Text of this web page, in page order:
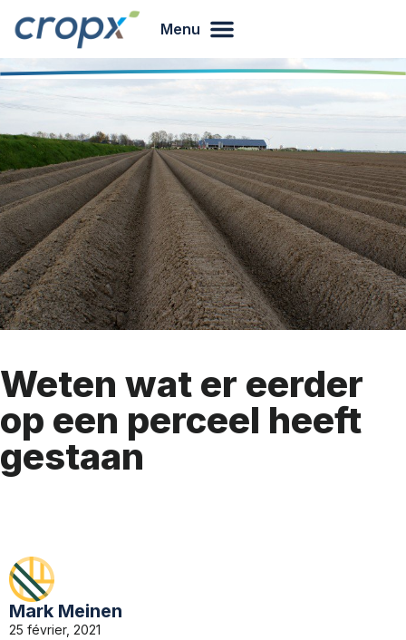
Menu
Weten wat er eerder
op een perceel heeft
gestaan
Mark Meinen
25 février, 2021